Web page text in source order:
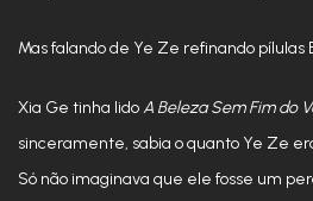
Mas falando de Ye Ze refinando pílulas
Xia Ge tinha lidoA Beleza Sem Fim do
sinceramente, sabia o quanto Ye Ze
Só não imaginava que ele fosse um